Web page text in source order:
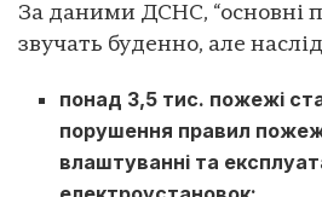
За даними ДСНС, “основні
звучать буденно, але
понад 3,5 тис. пожежі
порушення правил
влаштуванні та